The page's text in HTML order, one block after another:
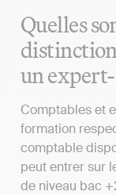
Quelles
un
Comptables et
formation
comptable
peut entrer sur
de niveau bac